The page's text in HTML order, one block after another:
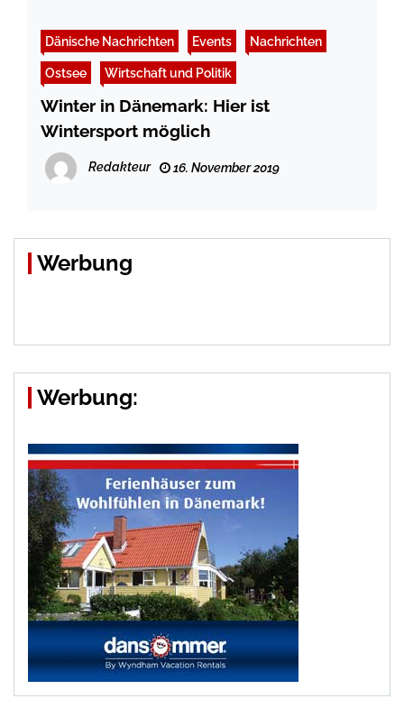
Dänische Nachrichten Events Nachrichten
Ostsee Wirtschaft und Politik
Winter in Dänemark: Hier ist
Wintersport möglich
Redakteur 16. November 2019
Werbung
Werbung: